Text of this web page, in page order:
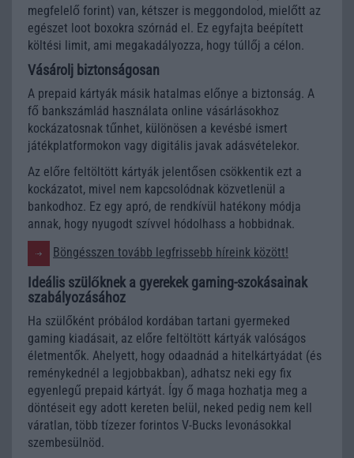
megfelelő forint) van, kétszer is meggondolod, mielőtt az
egészet loot boxokra szórnád el. Ez egyfajta beépített
költési limit, ami megakadályozza, hogy túllőj a célon.
Vásárolj biztonságosan
A prepaid kártyák másik hatalmas előnye a biztonság. A
fő bankszámlád használata online vásárlásokhoz
kockázatosnak tűnhet, különösen a kevésbé ismert
játékplatformokon vagy digitális javak adásvételekor.
Az előre feltöltött kártyák jelentősen csökkentik ezt a
kockázatot, mivel nem kapcsolódnak közvetlenül a
bankodhoz. Ez egy apró, de rendkívül hatékony módja
annak, hogy nyugodt szívvel hódolhass a hobbidnak.
Böngésszen tovább legfrissebb híreink között!
Ideális szülőknek a gyerekek gaming-szokásainak
szabályozásához
Ha szülőként próbálod kordában tartani gyermeked
gaming kiadásait, az előre feltöltött kártyák valóságos
életmentők. Ahelyett, hogy odaadnád a hitelkártyádat (és
reménykednél a legjobbakban), adhatsz neki egy fix
egyenlegű prepaid kártyát. Így ő maga hozhatja meg a
döntéseit egy adott kereten belül, neked pedig nem kell
váratlan, több tízezer forintos V-Bucks levonásokkal
szembesülnöd.